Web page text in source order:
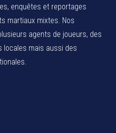
enquêtes et reportages
martiaux mixtes. Nos
agents de joueurs, des
locales mais aussi des